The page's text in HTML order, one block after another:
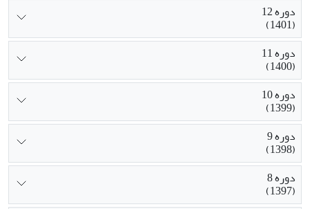
دوره 12
(1401)
دوره 11
(1400)
دوره 10
(1399)
دوره 9
(1398)
دوره 8
(1397)